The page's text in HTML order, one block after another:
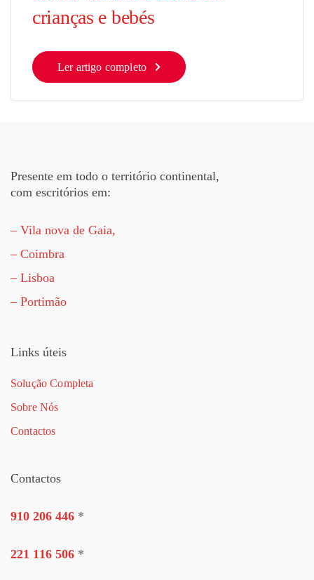
crianças e bebés
Ler artigo completo
Presente em todo o território continental,
com escritórios em:
– Vila nova de Gaia,
– Coimbra
– Lisboa
– Portimão
Links úteis
Solução Completa
Sobre Nós
Contactos
Contactos
910 206 446 *
221 116 506 *